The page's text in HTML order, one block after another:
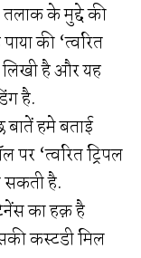
तलाक के मुद्दे की
की ‘त्वरित
लिखी है और यह
है.
बातें हमे बताई
‘त्वरित ट्रिपल
सकती है.
का हक़ है
कस्टडी मिल